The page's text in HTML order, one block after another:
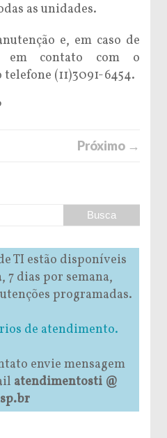
as unidades.
e, em caso de
em contato com o
(11)3091-6454.
Próximo →
TI estão disponíveis
7 dias por semana,
programadas.
de atendimento.
envie mensagem
atendimentosti @